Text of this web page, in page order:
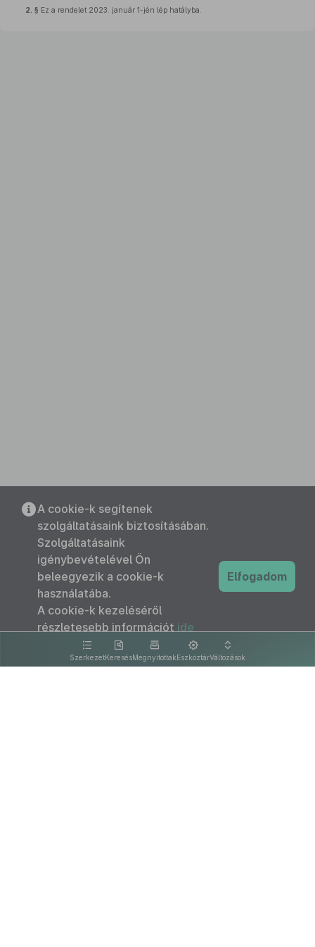
2. § Ez a rendelet 2023. január 1-jén lép hatályba.
SzerkezetKeresésMegnyitottakEszköztárVáltozások
A cookie-k segítenek
szolgáltatásaink biztosításában.
Szolgáltatásaink
igénybevételével Ön
beleegyezik a cookie-k
használatába.
A cookie-k kezeléséről
részletesebb információt ide
kattintva olvashat.
Elfogadom